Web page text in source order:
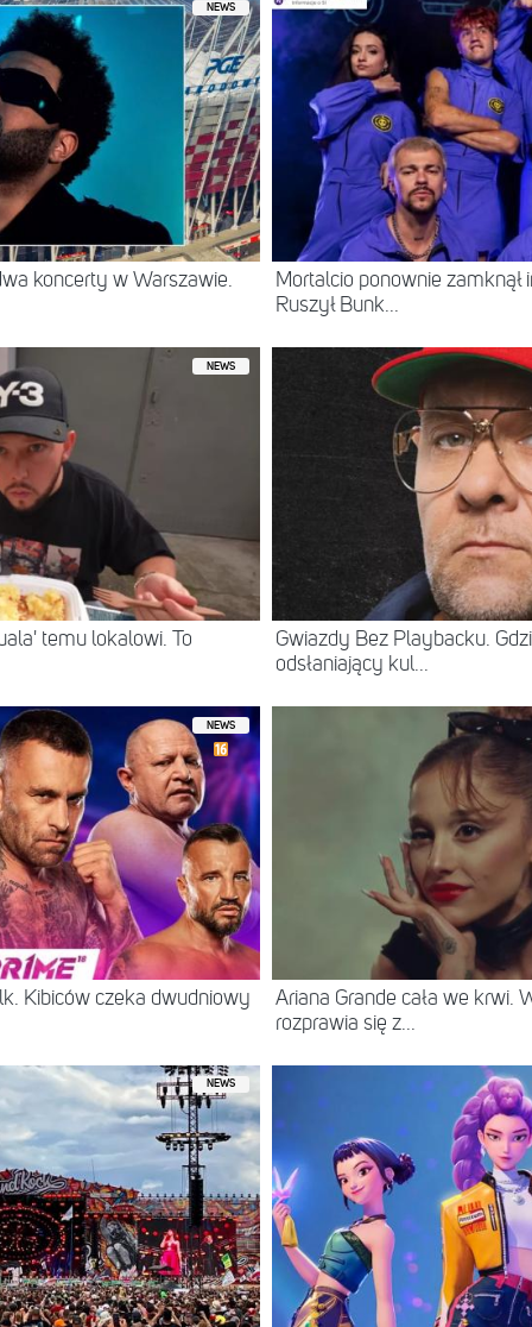
NEWS
koncerty w Warszawie.
Mortalcio ponownie
Ruszył Bunk...
NEWS
temu lokalowi. To
Gwiazdy Bez Playbacku.
odsłaniający kul...
NEWS
Kibiców czeka dwudniowy
Ariana Grande cała we krwi.
rozprawia się z...
NEWS